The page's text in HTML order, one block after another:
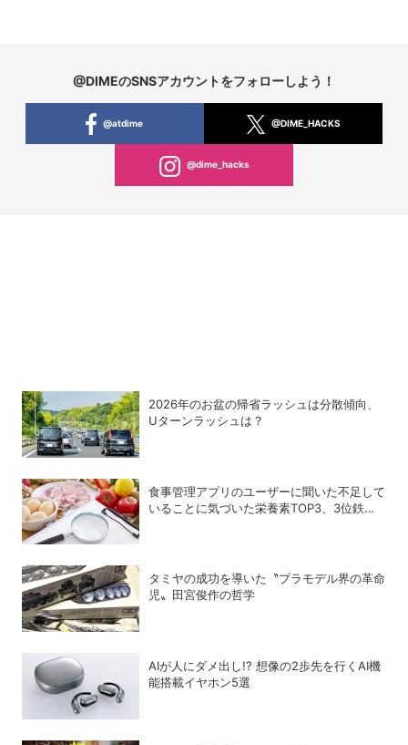
@DIMEのSNSアカウントをフォローしよう！
@atdime @DIME_HACKS
@dime_hacks
2026年のお盆の帰省ラッシュは分散傾向、
Uターンラッシュは？
食事管理アプリのユーザーに聞いた不足して
いることに気づいた栄養素TOP3、3位鉄、2
タミヤの成功を導いた〝プラモデル界の革命
児〟田宮俊作の哲学
AIが人にダメ出し!? 想像の2歩先を行くAI機
能搭載イヤホン5選